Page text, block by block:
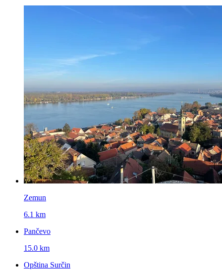
Zemun
6.1 km
Pančevo
15.0 km
Opština Surčin